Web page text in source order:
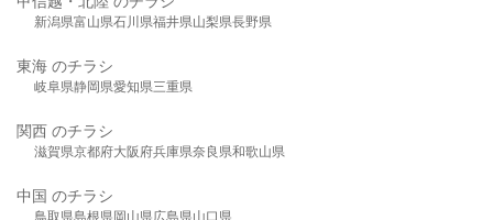
新潟県富山県石川県福井県山梨県長野県
東海 のチラシ
岐阜県静岡県愛知県三重県
関西 のチラシ
滋賀県京都府大阪府兵庫県奈良県和歌山県
中国 のチラシ
鳥取県島根県岡山県広島県山口県